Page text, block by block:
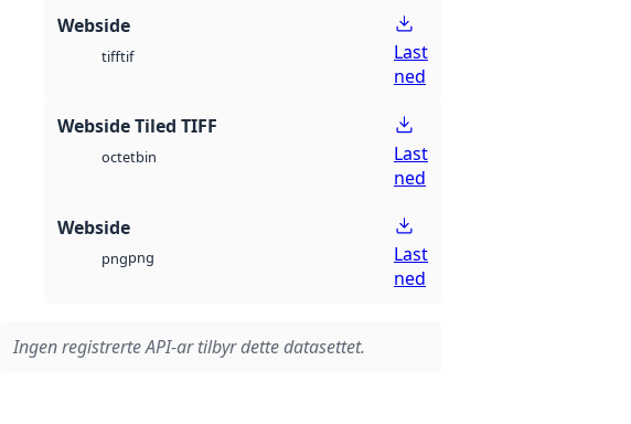
Webside
tifftif
Last
ned
Webside Tiled TIFF
octetbin
Last
ned
Webside
pngpng
Last
ned
Ingen registrerte API-ar tilbyr dette datasettet.